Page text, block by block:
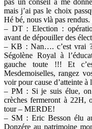
mais j’ai pas le choix
Hé bé, nous vlà pas
– DT : Election :
avant de dépouiller des
– KB : Nan…. c’est vrai
Ségolène Royal à
gauche toute !!! Et
Mesdemoiselles, rangez
voir pour cause d’atteinte
– PM : Si je suis élue, on
crèches fermeront à
tour – MERDE!
– SM : Eric Besson élu
Donzére au patrimoine